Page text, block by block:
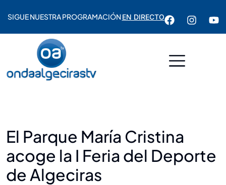
SIGUE NUESTRA PROGRAMACIÓNEN DIRECTO
El Parque María Cristina
acoge la I Feria del Deporte
de Algeciras